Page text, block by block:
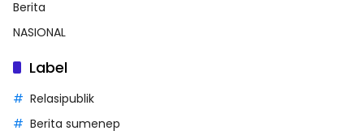
Berita
NASIONAL
Label
Relasipublik
Berita sumenep